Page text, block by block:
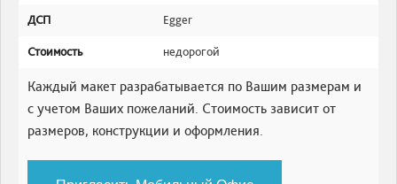
ДСП Egger
Стоимость недорогой
Каждый макет разрабатывается по Вашим размерам и
с учетом Ваших пожеланий. Стоимость зависит от
размеров, конструкции и оформления.